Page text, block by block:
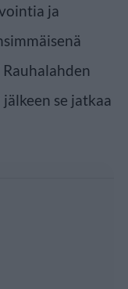
ja
se jatkaa